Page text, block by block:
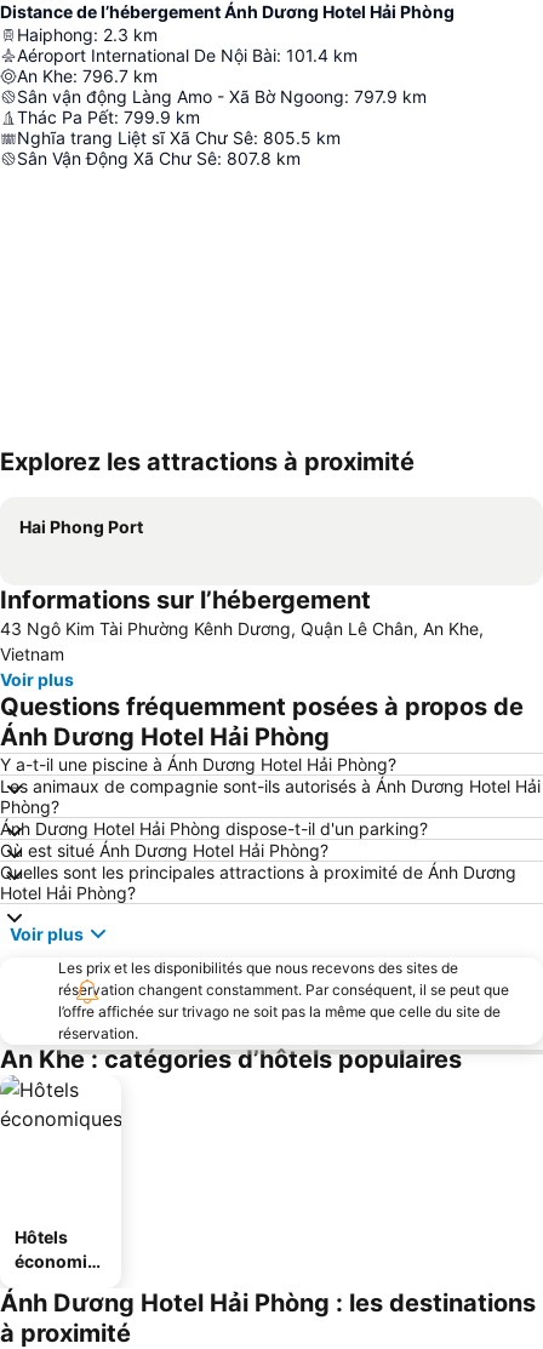
Distance de l’hébergement Ánh Dương Hotel Hải Phòng
Haiphong: 2.3 km
Aéroport International De Nội Bài: 101.4 km
An Khe: 796.7 km
Sân vận động Làng Amo - Xã Bờ Ngoong: 797.9 km
Thác Pa Pết: 799.9 km
Nghĩa trang Liệt sĩ Xã Chư Sê: 805.5 km
Sân Vận Động Xã Chư Sê: 807.8 km
Explorez les attractions à proximité
Hai Phong Port
Informations sur l’hébergement
43 Ngô Kim Tài Phường Kênh Dương, Quận Lê Chân, An Khe,
Vietnam
Voir plus
Questions fréquemment posées à propos de
Ánh Dương Hotel Hải Phòng
Y a-t-il une piscine à Ánh Dương Hotel Hải Phòng?
Les animaux de compagnie sont-ils autorisés à Ánh Dương Hotel Hải
Phòng?
Ánh Dương Hotel Hải Phòng dispose-t-il d'un parking?
Où est situé Ánh Dương Hotel Hải Phòng?
Quelles sont les principales attractions à proximité de Ánh Dương
Hotel Hải Phòng?
Voir plus
Les prix et les disponibilités que nous recevons des sites de
réservation changent constamment. Par conséquent, il se peut que
l’offre affichée sur trivago ne soit pas la même que celle du site de
réservation.
An Khe : catégories d’hôtels populaires
Hôtels
économiq
Ánh Dương Hotel Hải Phòng : les destinations
à proximité